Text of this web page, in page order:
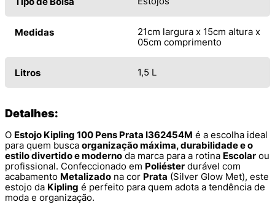
Medidas
21cm largura x 15cm altura x
05cm comprimento
Litros 1,5 L
Detalhes:
O Estojo Kipling 100 Pens Prata I362454M é a escolha ideal
para quem busca organização máxima, durabilidade e o
estilo divertido e moderno da marca para a rotina Escolar ou
profissional. Confeccionado em Poliéster durável com
acabamento Metalizado na cor Prata (Silver Glow Met), este
estojo da Kipling é perfeito para quem adota a tendência de
moda e organização.